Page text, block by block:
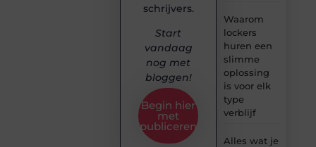
Waarom
lockers
huren een
slimme
oplossing
is voor elk
type
verblijf
Alles wat je
schrijvers.
Start
vandaag
nog met
bloggen!
Begin hier
met
publiceren